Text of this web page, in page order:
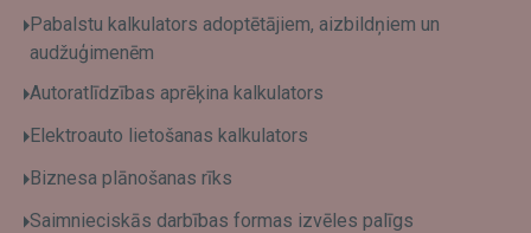
Pabalstu kalkulators adoptētājiem, aizbildņiem un
audžuģimenēm
Autoratlīdzības aprēķina kalkulators
Elektroauto lietošanas kalkulators
Biznesa plānošanas rīks
Saimnieciskās darbības formas izvēles palīgs